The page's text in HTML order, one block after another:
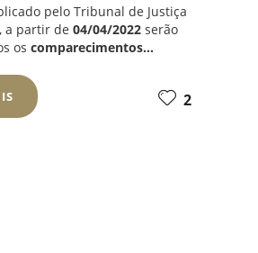
pelo Tribunal de Justiça
a partir de 04/04/2022 serão
os comparecimentos...
2